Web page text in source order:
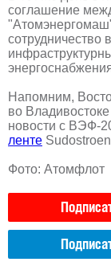
соглашение
сотрудничество
Напомним,
во
новости с ВЭФ-
ленте
Фото: Атомфлот